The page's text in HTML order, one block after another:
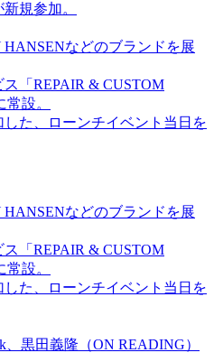
規参加。
などのブランドを展
「REPAIR & CUSTOM
設。
た、ローンチイベント当日を
などのブランドを展
「REPAIR & CUSTOM
設。
た、ローンチイベント当日を
黒田義隆（ON READING）